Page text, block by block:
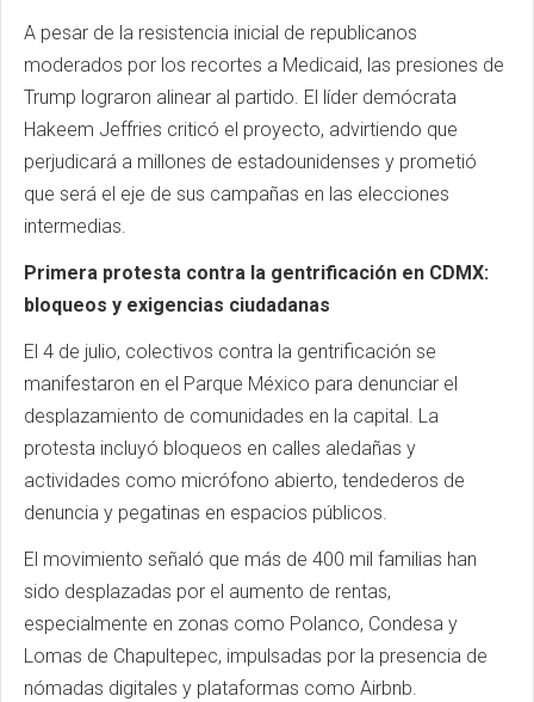
A pesar de la resistencia inicial de republicanos
moderados por los recortes a Medicaid, las presiones de
Trump lograron alinear al partido. El líder demócrata
Hakeem Jeffries criticó el proyecto, advirtiendo que
perjudicará a millones de estadounidenses y prometió
que será el eje de sus campañas en las elecciones
intermedias.
Primera protesta contra la gentrificación en CDMX:
bloqueos y exigencias ciudadanas
El 4 de julio, colectivos contra la gentrificación se
manifestaron en el Parque México para denunciar el
desplazamiento de comunidades en la capital. La
protesta incluyó bloqueos en calles aledañas y
actividades como micrófono abierto, tendederos de
denuncia y pegatinas en espacios públicos.
El movimiento señaló que más de 400 mil familias han
sido desplazadas por el aumento de rentas,
especialmente en zonas como Polanco, Condesa y
Lomas de Chapultepec, impulsadas por la presencia de
nómadas digitales y plataformas como Airbnb.